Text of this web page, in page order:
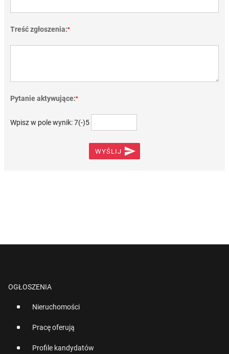
Treść zgłoszenia:*
Pytanie aktywujące:*
Wpisz w pole wynik: 7(-)5
WYŚLIJ 
OGŁOSZENIA
Nieruchomości
Pracę oferują
Profile kandydatów